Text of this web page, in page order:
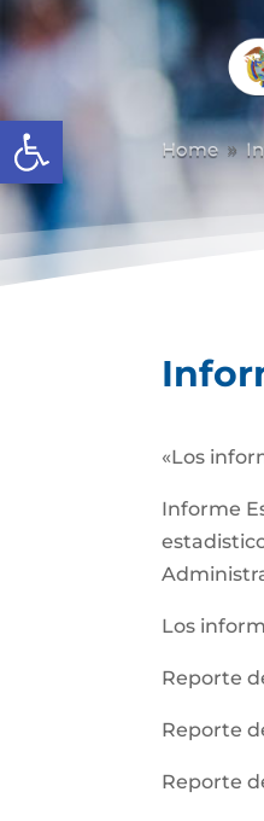
Abrir barra de
Home 9
«Los
Informe
Los
Reporte
Reporte
Reporte